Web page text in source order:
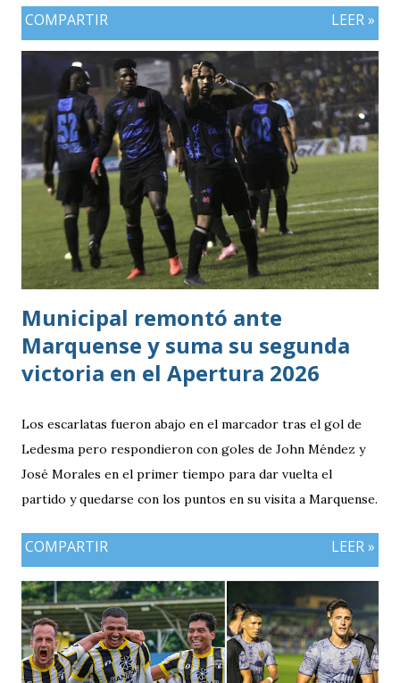
COMPARTIR LEER »
Municipal remontó ante
Marquense y suma su segunda
victoria en el Apertura 2026
Los escarlatas fueron abajo en el marcador tras el gol de
Ledesma pero respondieron con goles de John Méndez y
José Morales en el primer tiempo para dar vuelta el
partido y quedarse con los puntos en su visita a Marquense.
COMPARTIR LEER »